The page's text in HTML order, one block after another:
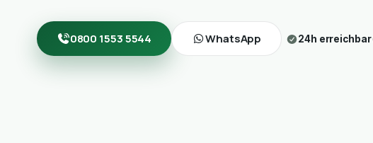
0800 1553 5544 WhatsApp 24h erreichbar